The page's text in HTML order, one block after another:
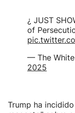
¿ JUST
of
— The White
2025
Trump ha